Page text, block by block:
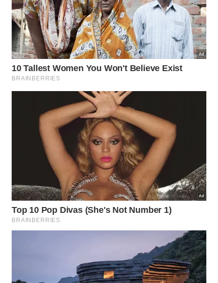
Utilização de uma base firme para sustentação
da pelve.
Manutenção da curvatura natural da região
lombar.
Redução do estresse mecânico sobre a estrutura
vertebral.
Como a posição de dormir correta
pode prevenir dores
desconfortáveis?